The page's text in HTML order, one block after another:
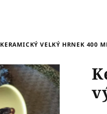
KERAMICKÝ VELKÝ HRNEK 400